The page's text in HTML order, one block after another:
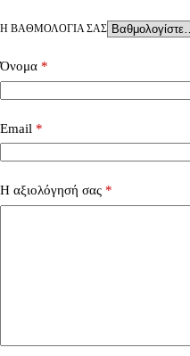
Η ΒΑΘΜΟΛΟΓΊΑ ΣΑΣ
Όνομα *
Email *
Η αξιολόγησή σας *